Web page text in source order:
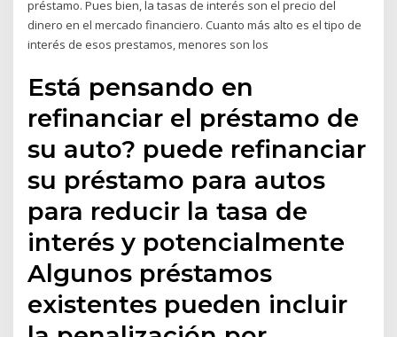
préstamo. Pues bien, la tasas de interés son el precio del
dinero en el mercado financiero. Cuanto más alto es el tipo de
interés de esos prestamos, menores son los
Está pensando en
refinanciar el préstamo de
su auto? puede refinanciar
su préstamo para autos
para reducir la tasa de
interés y potencialmente
Algunos préstamos
existentes pueden incluir